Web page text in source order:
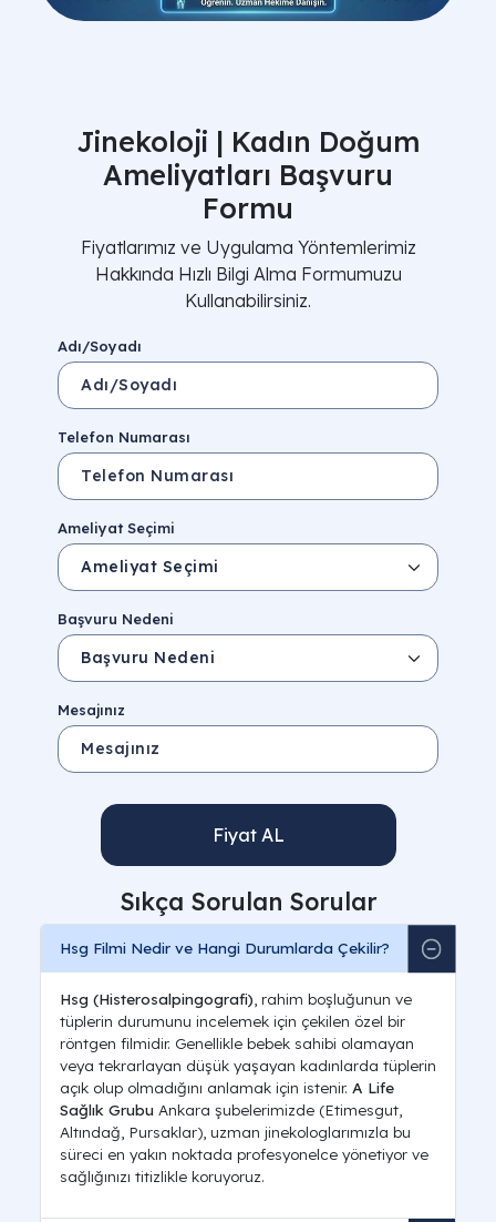
Jinekoloji | Kadın Doğum
Ameliyatları Başvuru
Formu
Fiyatlarımız ve Uygulama Yöntemlerimiz
Hakkında Hızlı Bilgi Alma Formumuzu
Kullanabilirsiniz.
Adı/Soyadı
Telefon Numarası
Ameliyat Seçimi
Başvuru Nedeni
Mesajınız
Fiyat AL